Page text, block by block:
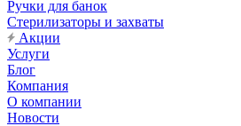
Ручки для банок
Стерилизаторы и захваты
Акции
Услуги
Блог
Компания
О компании
Новости